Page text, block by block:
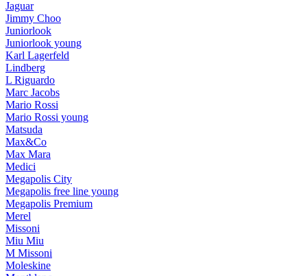
Jaguar
Jimmy Choo
Juniorlook
Juniorlook young
Karl Lagerfeld
Lindberg
L Riguardo
Marc Jacobs
Mario Rossi
Mario Rossi young
Matsuda
Max&Co
Max Mara
Medici
Megapolis City
Megapolis free line young
Megapolis Premium
Merel
Missoni
Miu Miu
M Missoni
Moleskine